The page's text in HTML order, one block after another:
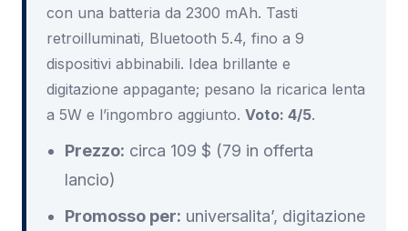
con una batteria da 2300 mAh. Tasti
retroilluminati, Bluetooth 5.4, fino a 9
dispositivi abbinabili. Idea brillante e
digitazione appagante; pesano la ricarica lenta
a 5W e l’ingombro aggiunto. Voto: 4/5.
Prezzo: circa 109 $ (79 in offerta
lancio)
Promosso per: universalita’, digitazione